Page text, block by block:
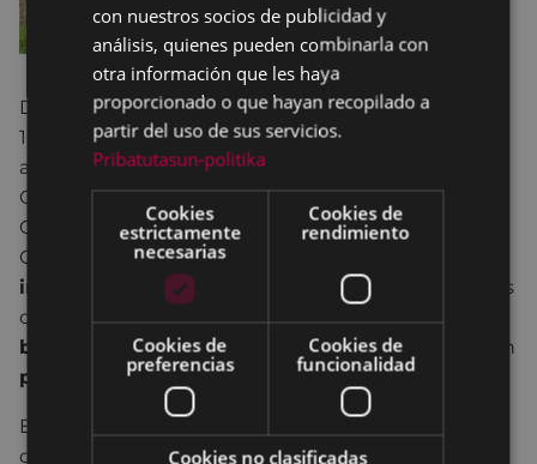
Durante los días 17 y 18 de septiembre, sábado (de
10:30 a 14.00 y de 15.30 a 19:30) y domingo (de 10:30
a 14:00), el departamento de Movilidad y
Ordenación del Territorio de la Diputación Foral de
Gipuzkoa, enmarcado en su programa “La Vuelta a
Gipuzkoa”, habilitará en Unzaga un
información denominado “
“Bizibideak, Red de vías
ciclistas de Gipuzkoa”sobre vías verdes y
bidegorris de Gipuzkoa
donde, además, se podrán
probar diferentes tipos de bicicletas eléctricas
El sábado se realizará un
con piezas recicladas de bicicletas dirigido al
con nuestros socios de publicidad y
análisis, quienes pueden combinarla con
otra información que les haya
proporcionado o que hayan recopilado a
partir del uso de sus servicios.
Pribatutasun-politika
Cookies
estrictamente
necesarias
Cookies de
rendimiento
Cookies de
preferencias
Cookies de
funcionalidad
Cookies no clasificadas